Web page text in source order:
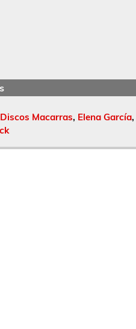
Discos Macarras, Elena García,